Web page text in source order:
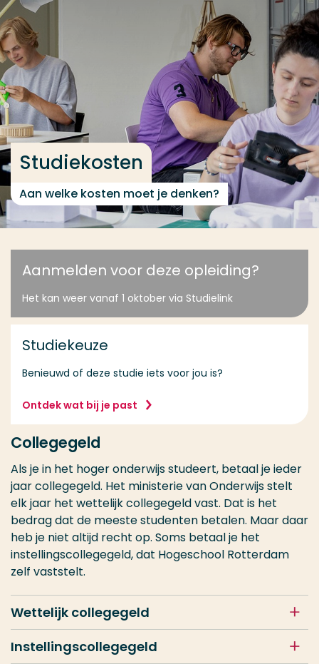
Ga direct naar de content
... > Studiekosten
Studiekosten
Aan welke kosten moet je denken?
Aanmelden voor deze opleiding?
Het kan weer vanaf 1 oktober via Studielink
Studiekeuze
Benieuwd of deze studie iets voor jou is?
Ontdek wat bij je past
Collegegeld
Als je in het hoger onderwijs studeert, betaal je ieder
jaar collegegeld. Het ministerie van Onderwijs stelt
elk jaar het wettelijk collegegeld vast. Dat is het
bedrag dat de meeste studenten betalen. Maar daar
heb je niet altijd recht op. Soms betaal je het
instellingscollegegeld, dat Hogeschool Rotterdam
zelf vaststelt.
Wettelijk collegegeld
Instellingscollegegeld
Veel gezocht
Opleiding
Contact